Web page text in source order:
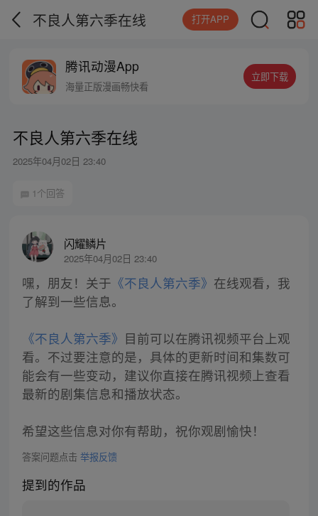
不良人第六季在线 打开APP
腾讯动漫App
海量正版漫画畅快看
立即下载
不良人第六季在线
2025年04月02日 23:40
1个回答
闪耀鳞片
2025年04月02日 23:40
嘿，朋友！关于 《不良人第六季》 在线观看，我
了解到一些信息。
《不良人第六季》 目前可以在腾讯视频平台上观
看。不过要注意的是，具体的更新时间和集数可
能会有一些变动，建议你直接在腾讯视频上查看
最新的剧集信息和播放状态。
希望这些信息对你有帮助，祝你观剧愉快！
答案问题点击 举报反馈
提到的作品